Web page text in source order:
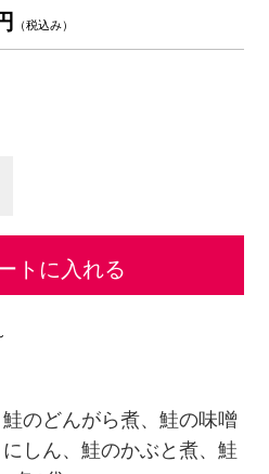
（税込み）
トに入れる
のどんがら煮、鮭の味噌
しん、鮭のかぶと煮、鮭